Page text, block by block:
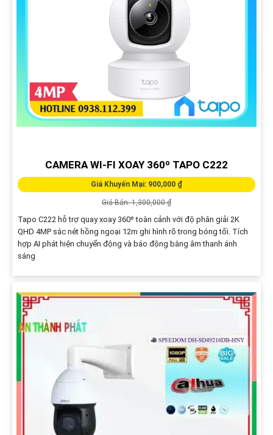
CAMERA WI-FI XOAY 360º TAPO C222
Giá Khuyến Mại: 900,000 ₫
Giá Bán: 1,300,000 ₫
Tapo C222 hỗ trợ quay xoay 360º toàn cảnh với độ phân giải 2K
QHD 4MP sắc nét hồng ngoại 12m ghi hình rõ trong bóng tối. Tích
hợp AI phát hiện chuyển động và báo động bằng âm thanh ánh
sáng